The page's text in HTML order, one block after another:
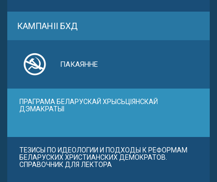
КАМПАНІІ БХД
ПАКАЯННЕ
ПРАГРАМА БЕЛАРУСКАЙ ХРЫСЬЦІЯНСКАЙ
ДЭМАКРАТЫІ
ТЕЗИСЫ ПО ИДЕОЛОГИИ И ПОДХОДЫ К РЕФОРМАМ
БЕЛАРУСКИХ ХРИСТИАНСКИХ ДЕМОКРАТОВ.
СПРАВОЧНИК ДЛЯ ЛЕКТОРА